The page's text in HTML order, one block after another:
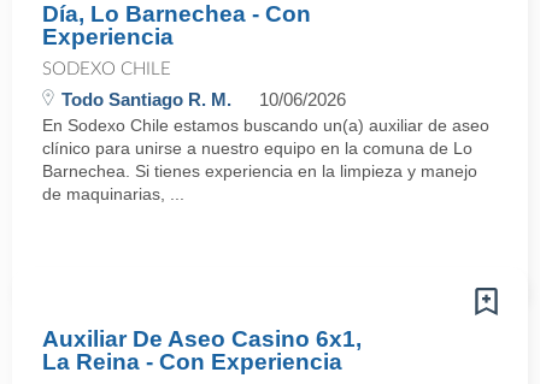
Día, Lo Barnechea - Con
Experiencia
SODEXO CHILE
Todo Santiago R. M. 10/06/2026
En Sodexo Chile estamos buscando un(a) auxiliar de aseo
clínico para unirse a nuestro equipo en la comuna de Lo
Barnechea. Si tienes experiencia en la limpieza y manejo
de maquinarias, ...
Auxiliar De Aseo Casino 6x1,
La Reina - Con Experiencia